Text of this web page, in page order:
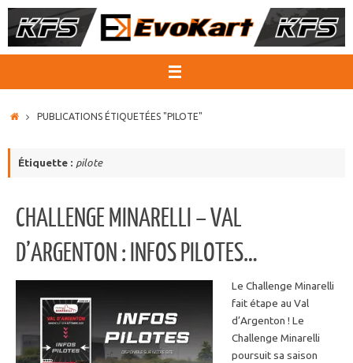
Passer
au
ACCUEIL
PUBLICATIONS ÉTIQUETÉES "PILOTE"
Étiquette : pilote
CHALLENGE MINARELLI – VAL
D’ARGENTON : INFOS PILOTES…
Le Challenge Minarelli
fait étape au Val
d’Argenton ! Le
Challenge Minarelli
poursuit sa saison